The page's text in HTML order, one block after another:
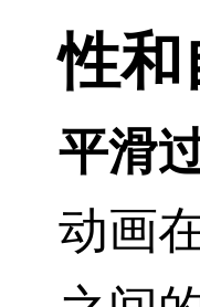
性和
平滑
动画